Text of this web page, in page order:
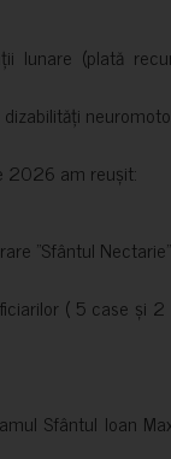
lunare (plată
2026 am reușit:
”Sfântul
( 5 case și
Sfântul Ioan